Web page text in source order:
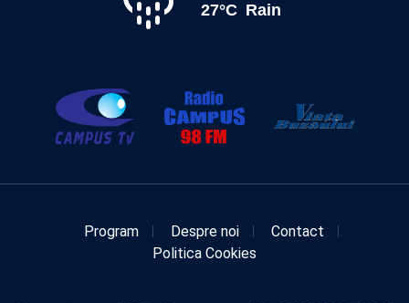
27°C Rain
Program Despre noi
Contact
Politica Cookies